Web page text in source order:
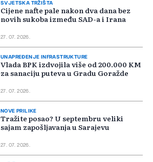
SVJETSKA TRŽIŠTA
Cijene nafte pale nakon dva dana bez
novih sukoba između SAD-a i Irana
27. 07. 2026.
UNAPREĐENJE INFRASTRUKTURE
Vlada BPK izdvojila više od 200.000 KM
za sanaciju puteva u Gradu Goražde
27. 07. 2026.
NOVE PRILIKE
Tražite posao? U septembru veliki
sajam zapošljavanja u Sarajevu
27. 07. 2026.